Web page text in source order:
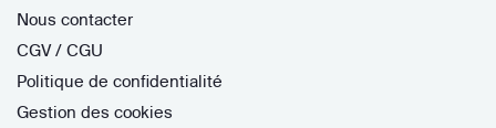
Nous contacter
CGV / CGU
Politique de confidentialité
Gestion des cookies